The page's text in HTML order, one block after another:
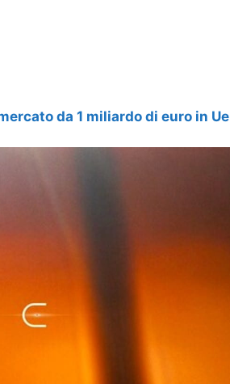
da 1 miliardo di euro in Ue